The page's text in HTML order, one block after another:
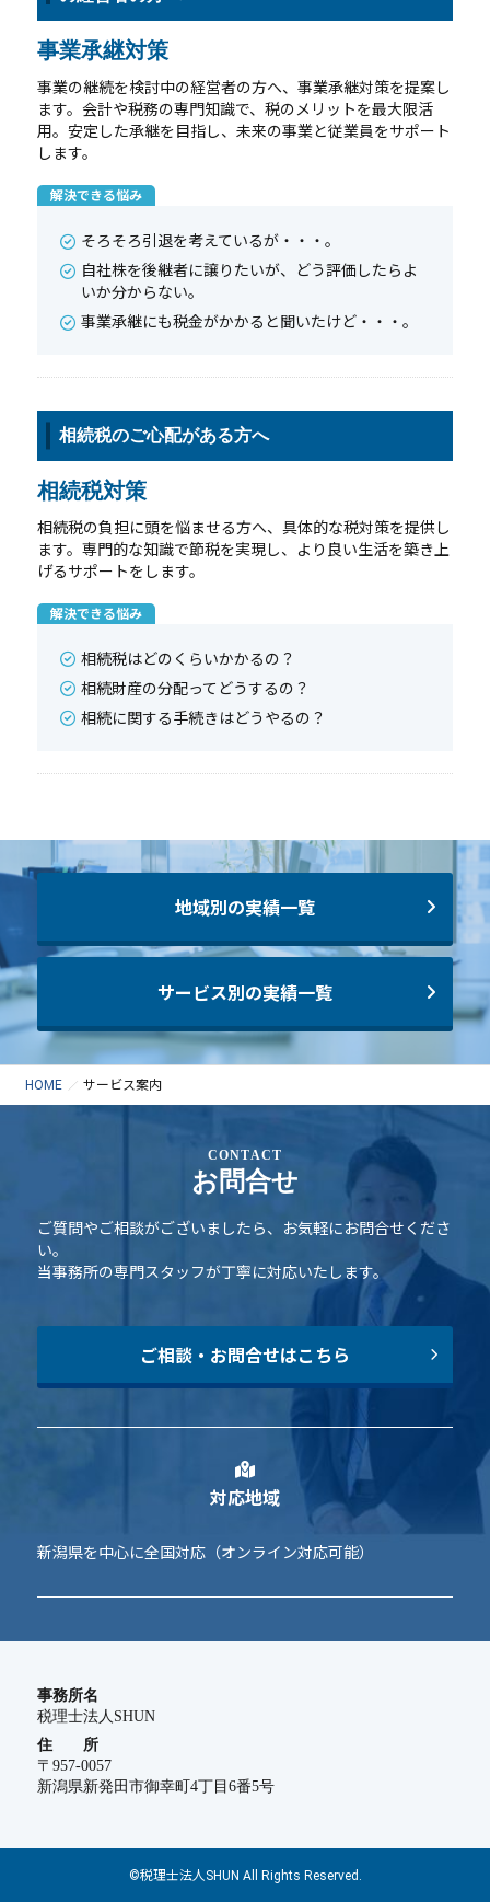
事業承継対策
事業の継続を検討中の経営者の方へ、事業承継対策を提案し
ます。会計や税務の専門知識で、税のメリットを最大限活
用。安定した承継を目指し、未来の事業と従業員をサポート
します。
解決できる悩み
そろそろ引退を考えているが・・・。
自社株を後継者に譲りたいが、どう評価したらよ
いか分からない。
事業承継にも税金がかかると聞いたけど・・・。
相続税のご心配がある方へ
相続税対策
相続税の負担に頭を悩ませる方へ、具体的な税対策を提供し
ます。専門的な知識で節税を実現し、より良い生活を築き上
げるサポートをします。
解決できる悩み
相続税はどのくらいかかるの？
相続財産の分配ってどうするの？
相続に関する手続きはどうやるの？
地域別の実績一覧
サービス別の実績一覧
HOME サービス案内
CONTACT
お問合せ
ご質問やご相談がございましたら、お気軽にお問合せくださ
い。
当事務所の専門スタッフが丁寧に対応いたします。
ご相談・お問合せはこちら
対応地域
新潟県を中心に全国対応（オンライン対応可能）
事務所名
税理士法人SHUN
住 所
〒957-0057
新潟県新発田市御幸町4丁目6番5号
©税理士法人SHUN All Rights Reserved.